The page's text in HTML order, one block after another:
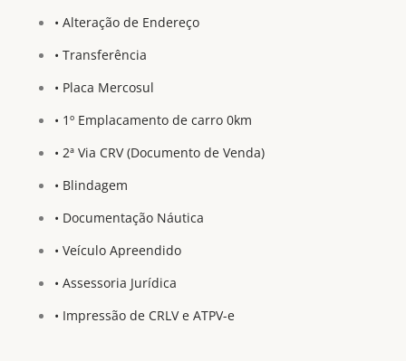
• Alteração de Endereço
• Transferência
• Placa Mercosul
• 1º Emplacamento de carro 0km
• 2ª Via CRV (Documento de Venda)
• Blindagem
• Documentação Náutica
• Veículo Apreendido
• Assessoria Jurídica
• Impressão de CRLV e ATPV-e